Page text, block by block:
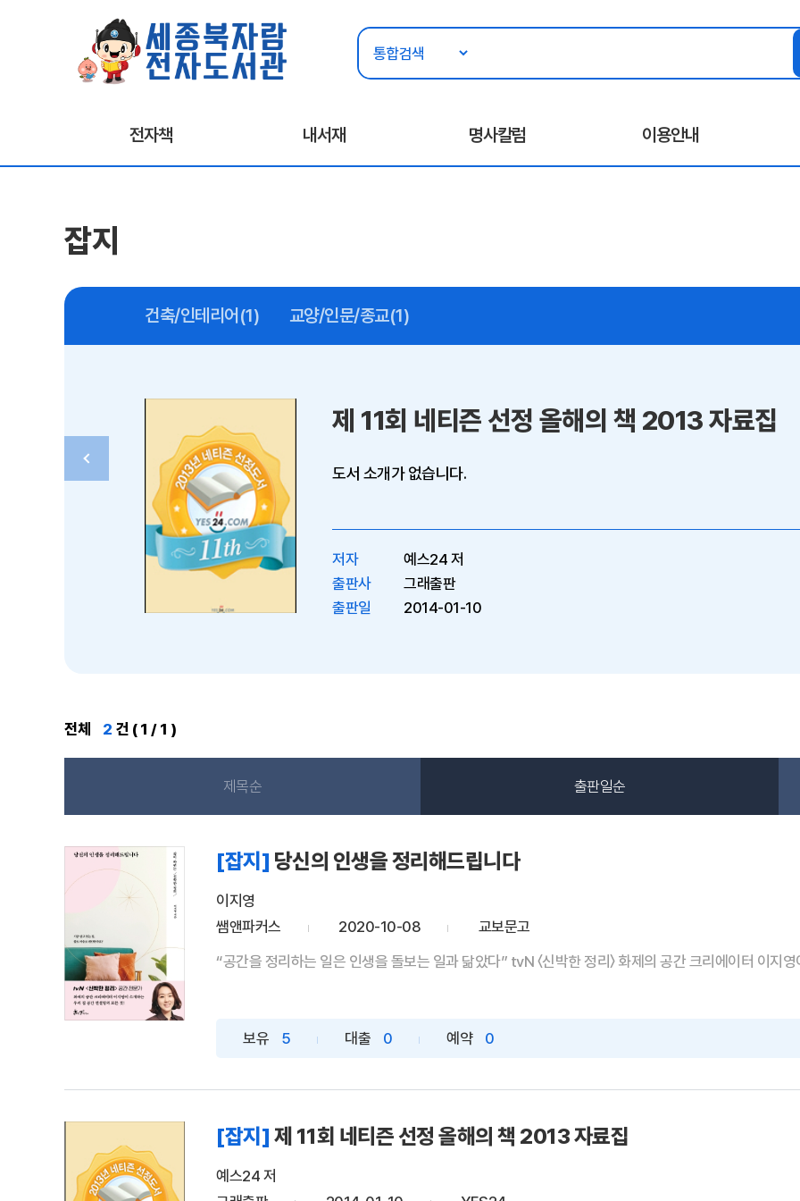
전자책 내서재 명사칼럼 이용안내
잡지
건축/인테리어(1) 교양/인문/종교(1)
제 11회 네티즌 선정 올해의 책 2013 자료집
도서 소개가 없습니다.
저자
예스24 저
출판사
그래출판
출판일
2014-01-10
전체 2 건 ( 1 / 1 )
제목순 출판일순
[잡지] 당신의 인생을 정리해드립니다
이지영
쌤앤파커스
2020-10-08
교보문고
“공간을 정리하는 일은 인생을 돌보는 일과 닮았다” tvN 〈신박한 정리〉 화제의 공간 크리에이터 이지영
보유 5 대출 0 예약 0
[잡지] 제 11회 네티즌 선정 올해의 책 2013 자료집
예스24 저